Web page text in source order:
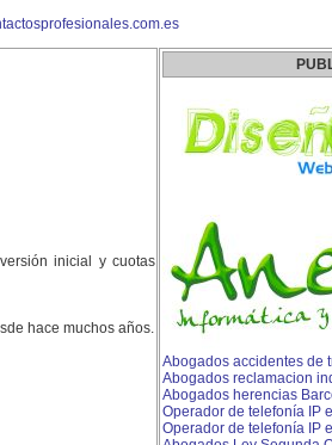
inicial y cuotas
hace muchos años.
Abogados accidentes de
Abogados reclamacion
Abogados herencias
Operador de telefonía IP
Operador de telefonía IP